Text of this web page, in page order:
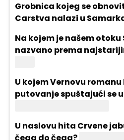
Grobnica kojeg se
Carstva nalazi u
Na kojem je našem otoku
nazvano prema
U kojem Vernovu
putovanje spuštajući se
U naslovu hita Crvene